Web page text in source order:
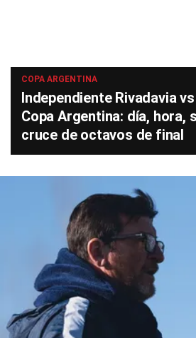
COPA ARGENTINA
Independiente Rivadavia
Copa Argentina: día, hora,
cruce de octavos de final